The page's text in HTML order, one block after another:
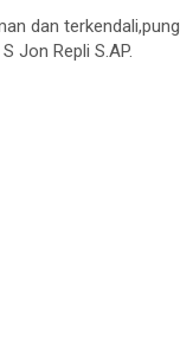
dan
Jon Repli S.AP.